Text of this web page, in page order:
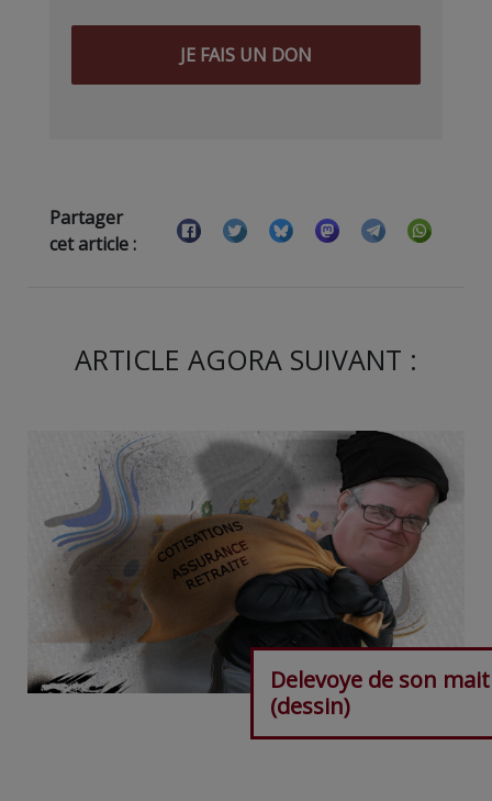
JE FAIS UN DON
Partager
cet article :
ARTICLE AGORA SUIVANT :
Delevoye de son
(dessin)